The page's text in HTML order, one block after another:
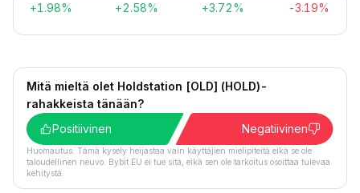
+1.98% +2.58% +3.72% -3.19%
Mitä mieltä olet Holdstation [OLD] (HOLD)-
rahakkeista tänään?
Positiivinen
Negatiivinen
Huomautus: Tämä kysely heijastaa vain käyttäjien mielipiteitä eikä se ole
taloudellinen neuvo. Bybit EU ei tue sitä, eikä sen ole tarkoitus osoittaa tulevaa
kehitystä.